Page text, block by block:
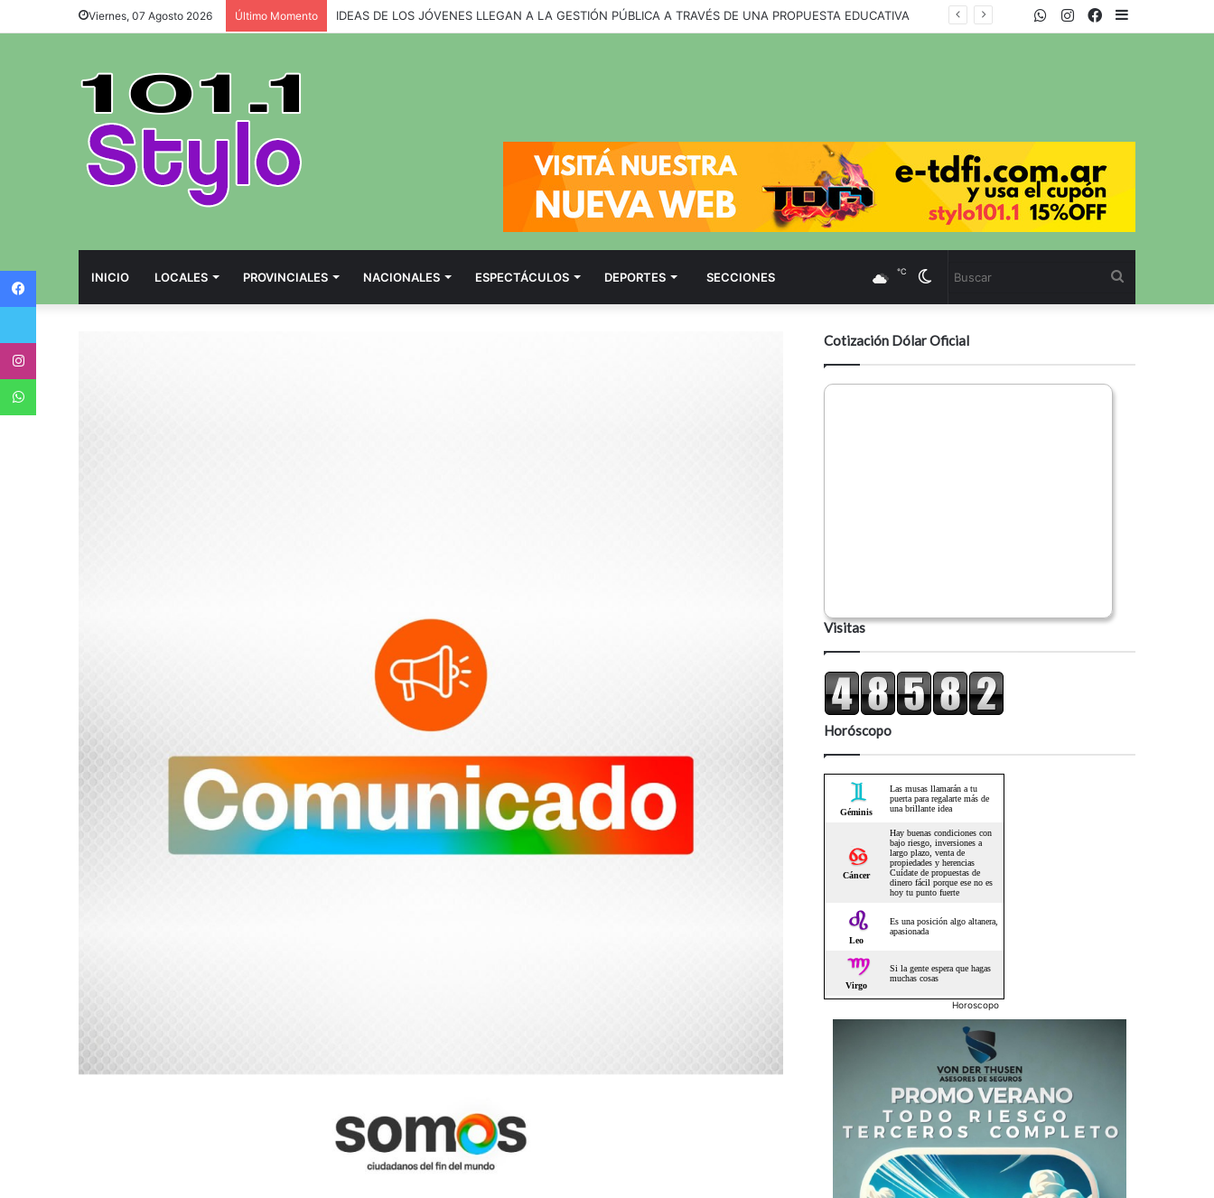
Viernes, 07 Agosto 2026 Último Momento IDEAS DE LOS JÓVENES LLEGAN A LA GESTIÓN PÚBLICA A TRAVÉS DE UNA PROPUESTA EDUCATIVA Facebook
Twitter
Instagram
WhatsApp
INICIO LOCALES PROVINCIALES NACIONALES ESPECTÁCULOS DEPORTES SECCIONES Cambiar
modo
℃
Cotización Dólar Oficial
Visitas
Horóscopo
Horoscopo
Twitter